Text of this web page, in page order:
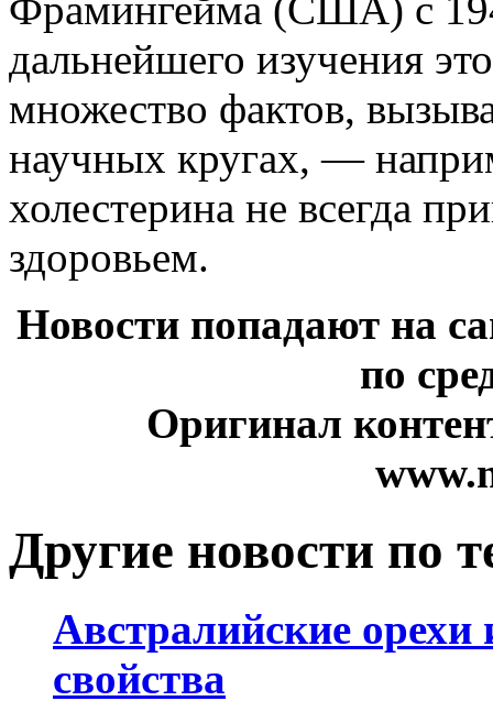
дальнейшего изучения
множество фактов,
научных кругах, —
холестерина не всегда
здоровьем.
Новости попадают на
по
Оригинал
Другие новости по
Австралийские
свойства